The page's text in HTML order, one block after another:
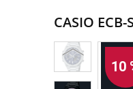
CASIO ECB-
10